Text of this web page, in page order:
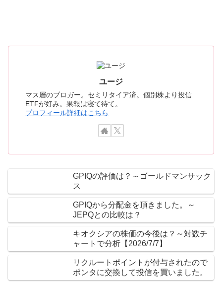
ユージ
マス層のブロガー。セミリタイア済。個別株より投信
ETFが好み。果報は寝て待て。
プロフィール詳細はこちら
GPIQの評価は？～ゴールドマンサック
ス
GPIQから分配金を頂きました。～
JEPQとの比較は？
キオクシアの株価の今後は？～対数チ
ャートで分析【2026/7/7】
リクルートポイントが付与されたので
ポンタに交換して投信を買いました。